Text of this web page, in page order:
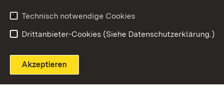
Technisch notwendige Cookies
Drittanbieter-Cookies (Siehe Datenschutzerklärung.)
Akzeptieren